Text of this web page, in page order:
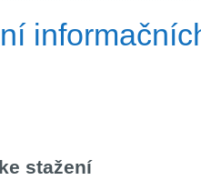
stažení